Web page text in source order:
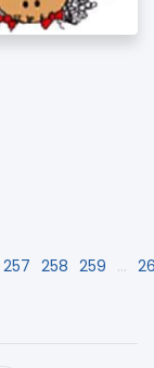
257 258 259 …